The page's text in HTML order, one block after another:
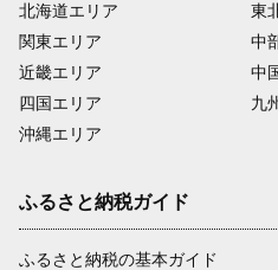
北海道エリア
関東エリア
近畿エリア
四国エリア
沖縄エリア
東
中
中
九
ふるさと納税ガイド
ふるさと納税の基本ガイド